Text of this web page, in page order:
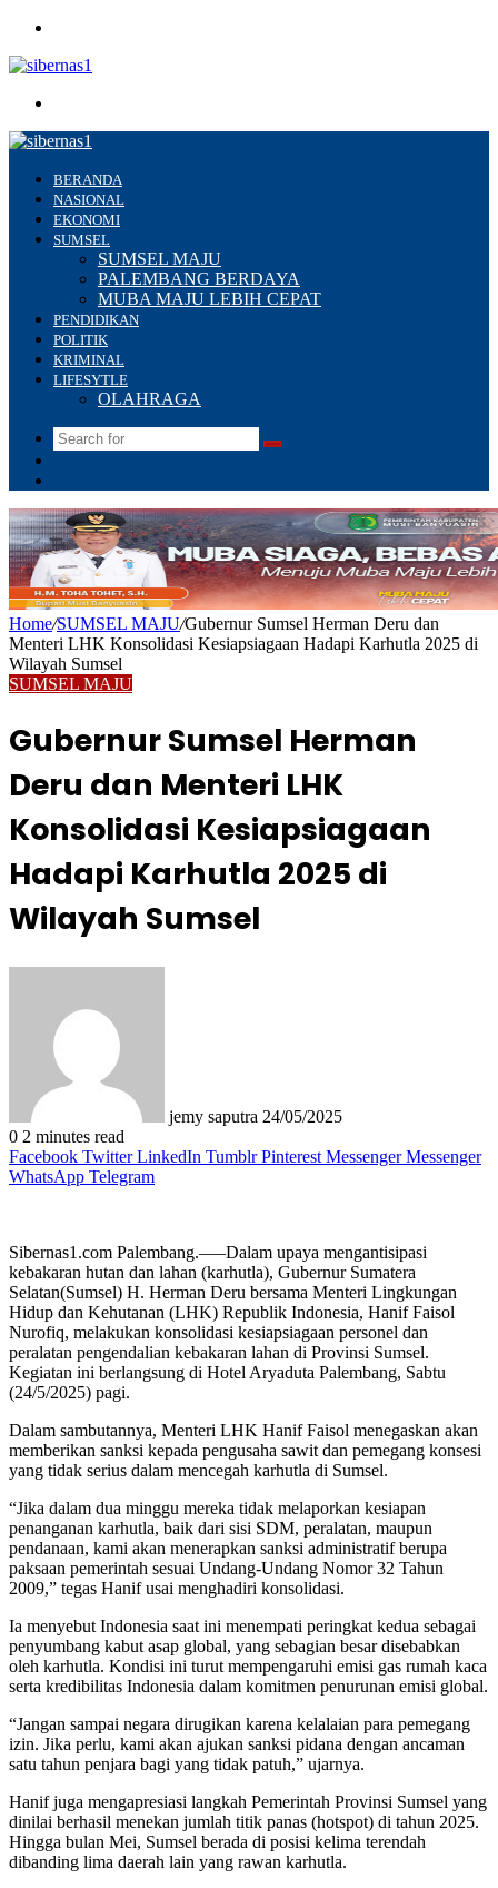
BERANDA
NASIONAL
EKONOMI
SUMSEL
SUMSEL MAJU
PALEMBANG BERDAYA
MUBA MAJU LEBIH CEPAT
PENDIDIKAN
POLITIK
KRIMINAL
LIFESYTLE
OLAHRAGA
Search
Home/SUMSEL MAJU/Gubernur Sumsel Herman Deru dan
Menteri LHK Konsolidasi Kesiapsiagaan Hadapi Karhutla 2025 di
Wilayah Sumsel
SUMSEL MAJU
Gubernur Sumsel Herman
Deru dan Menteri LHK
Konsolidasi Kesiapsiagaan
Hadapi Karhutla 2025 di
Wilayah Sumsel
jemy saputra 24/05/2025
0 2 minutes read
Facebook Twitter LinkedIn Tumblr Pinterest Messenger Messenger
WhatsApp Telegram
Sibernas1.com Palembang.—–Dalam upaya mengantisipasi
kebakaran hutan dan lahan (karhutla), Gubernur Sumatera
Selatan(Sumsel) H. Herman Deru bersama Menteri Lingkungan
Hidup dan Kehutanan (LHK) Republik Indonesia, Hanif Faisol
Nurofiq, melakukan konsolidasi kesiapsiagaan personel dan
peralatan pengendalian kebakaran lahan di Provinsi Sumsel.
Kegiatan ini berlangsung di Hotel Aryaduta Palembang, Sabtu
(24/5/2025) pagi.
Dalam sambutannya, Menteri LHK Hanif Faisol menegaskan akan
memberikan sanksi kepada pengusaha sawit dan pemegang konsesi
yang tidak serius dalam mencegah karhutla di Sumsel.
“Jika dalam dua minggu mereka tidak melaporkan kesiapan
penanganan karhutla, baik dari sisi SDM, peralatan, maupun
pendanaan, kami akan menerapkan sanksi administratif berupa
paksaan pemerintah sesuai Undang-Undang Nomor 32 Tahun
2009,” tegas Hanif usai menghadiri konsolidasi.
Ia menyebut Indonesia saat ini menempati peringkat kedua sebagai
penyumbang kabut asap global, yang sebagian besar disebabkan
oleh karhutla. Kondisi ini turut mempengaruhi emisi gas rumah kaca
serta kredibilitas Indonesia dalam komitmen penurunan emisi global.
“Jangan sampai negara dirugikan karena kelalaian para pemegang
izin. Jika perlu, kami akan ajukan sanksi pidana dengan ancaman
satu tahun penjara bagi yang tidak patuh,” ujarnya.
Hanif juga mengapresiasi langkah Pemerintah Provinsi Sumsel yang
dinilai berhasil menekan jumlah titik panas (hotspot) di tahun 2025.
Hingga bulan Mei, Sumsel berada di posisi kelima terendah
dibanding lima daerah lain yang rawan karhutla.